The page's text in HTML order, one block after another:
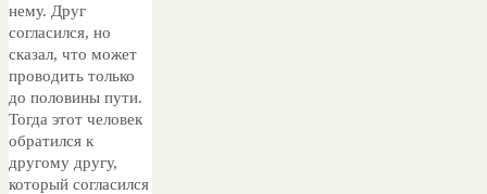
нему. Друг
согласился, но
сказал, что может
проводить только
до половины пути.
Тогда этот человек
обратился к
другому другу,
который согласился